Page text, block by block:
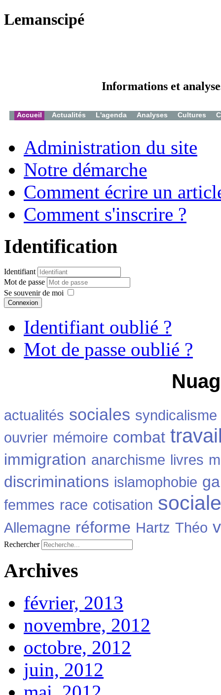
Lemanscipé
Informations et
Accueil Actualités L'agenda Analyses Cultures
Administration du site
Notre démarche
Comment écrire un
Comment s'inscrire ?
Identification
Identifiant
Mot de passe
Se souvenir de moi
Connexion
Identifiant oublié ?
Mot de passe oublié ?
actualités sociales syndicalisme
ouvrier mémoire combat
immigration anarchisme livres
discriminations islamophobie
femmes race cotisation sociale
Allemagne réforme Hartz Théo
Rechercher
Archives
février, 2013
novembre, 2012
octobre, 2012
juin, 2012